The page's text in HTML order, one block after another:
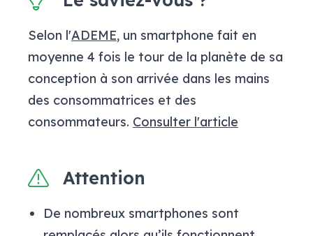
Selon l'ADEME, un smartphone fait en
moyenne 4 fois le tour de la planète de sa
conception à son arrivée dans les mains
des consommatrices et des
consommateurs. Consulter l'article
Attention
De nombreux smartphones sont